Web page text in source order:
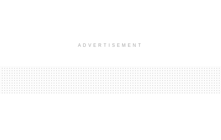
ADVERTISEMENT